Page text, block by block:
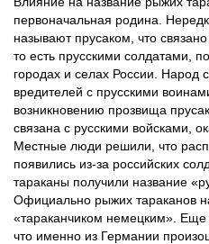
первоначальная родина.
называют прусаком, что
то есть прусскими солдатами,
городах и селах России. Народ
вредителей с прусскими
возникновению прозвища
связана с русскими войсками,
Местные люди решили, что
появились из-за российских
тараканы получили название
Официально рыжих тараканов
«тараканчиком немецким». Еще
что именно из Германии